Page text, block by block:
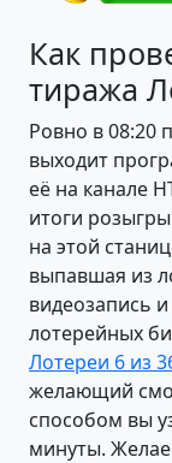
Как
тиража
Ровно в 08:20
выходит
её на канале
итоги
на этой
выпавшая из
видеозапись
лотерейных
Лотереи 6 из
желающий
способом вы
минуты.